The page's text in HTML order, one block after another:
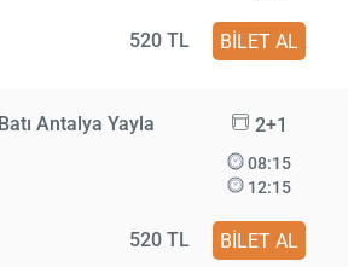
520 TL BİLET AL
Batı Antalya Yayla 2+1
08:15
12:15
520 TL BİLET AL